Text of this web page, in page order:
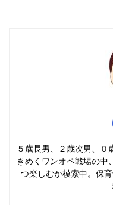
５歳長男、２歳次男、０
きめくワンオペ戦場の中
つ楽しむか模索中。保